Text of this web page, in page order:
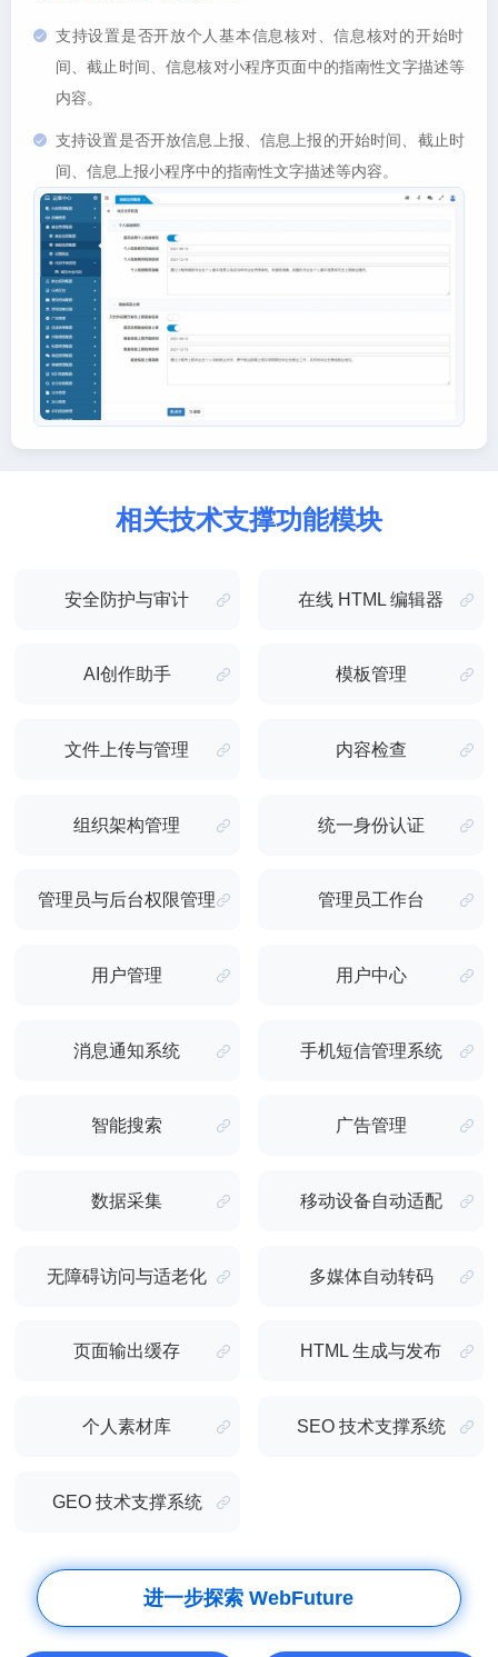
支持设置是否开放个人基本信息核对、信息核对的开始时
间、截止时间、信息核对小程序页面中的指南性文字描述等
内容。
支持设置是否开放信息上报、信息上报的开始时间、截止时
间、信息上报小程序中的指南性文字描述等内容。
相关技术支撑功能模块
安全防护与审计 在线 HTML 编辑器
AI创作助手 模板管理
文件上传与管理 内容检查
组织架构管理 统一身份认证
管理员与后台权限管理 管理员工作台
用户管理 用户中心
消息通知系统 手机短信管理系统
智能搜索 广告管理
数据采集 移动设备自动适配
无障碍访问与适老化 多媒体自动转码
页面输出缓存 HTML 生成与发布
个人素材库 SEO 技术支撑系统
GEO 技术支撑系统
进一步探索 WebFuture